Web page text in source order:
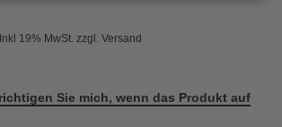
Inkl 19% MwSt. zzgl. Versand
Sie mich, wenn das Produkt auf